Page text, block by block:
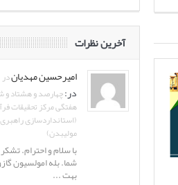
آخرین نظرات
امیرحسین مهدیاندر ۱۴ اردیبهشت
در:چهارصد و هشتاد
هفتگی مرکز تحقیقات
(استانداردسازی راهبری
مولیبدن)
با سلام و احترام.
شما. بله امولسیون
بهت ...